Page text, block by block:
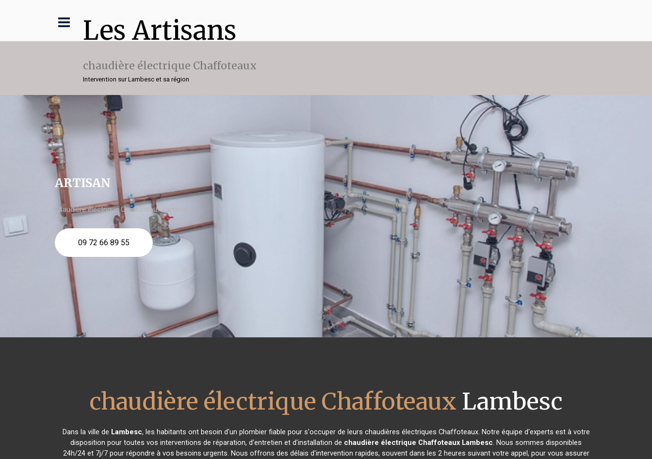
Les Artisans
chaudière électrique Chaffoteaux
Intervention sur Lambesc et sa région
ARTISAN
chaudière électrique Chaffoteaux Lambesc
09 72 66 89 55
chaudière électrique Chaffoteaux Lambesc
Dans la ville de Lambesc, les habitants ont besoin d'un plombier fiable pour s'occuper de leurs chaudières électriques Chaffoteaux. Notre équipe d'experts est à votre
disposition pour toutes vos interventions de réparation, d'entretien et d'installation de chaudière électrique Chaffoteaux Lambesc. Nous sommes disponibles
24h/24 et 7j/7 pour répondre à vos besoins urgents. Nous offrons des délais d'intervention rapides, souvent dans les 2 heures suivant votre appel, pour vous assurer